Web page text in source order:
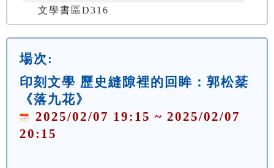
文學書區D316
場次:
印刻文學 歷史縫隙裡的回眸：郭松棻
《落九花》
2025/02/07 19:15 ~ 2025/02/07
20:15